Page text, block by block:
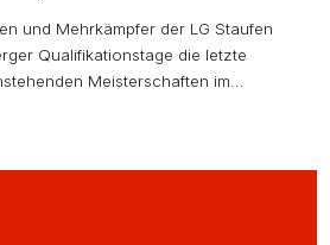
und Mehrkämpfer der LG Staufen
Qualifikationstage die letzte
Meisterschaften im…